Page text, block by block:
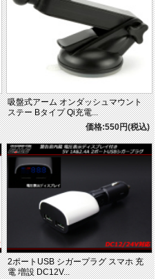
吸盤式アーム オンダッシュマウント
ステー Bタイプ Qi充電...
価格:550円(税込)
2ポートUSB シガープラグ スマホ 充
電 増設 DC12V...